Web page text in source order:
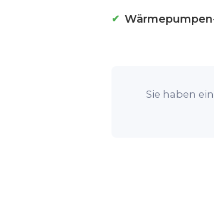
Sie haben